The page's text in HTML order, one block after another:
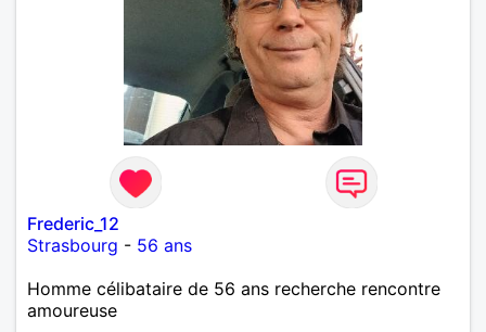
Frederic_12
Strasbourg - 56 ans
Homme célibataire de 56 ans recherche rencontre
amoureuse